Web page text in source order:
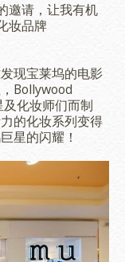
邀请，让我有机
妆品牌
现宝莱坞的电影
Bollywood
化妆师们而制
的化妆系列变得
星的闪耀！